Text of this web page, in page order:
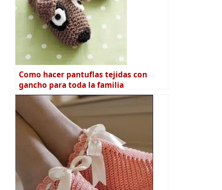
Como hacer pantuflas tejidas con
gancho para toda la familia